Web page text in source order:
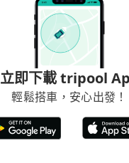
立即下載 tripool
輕鬆搭車，安心出發！